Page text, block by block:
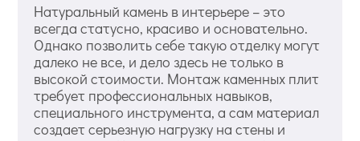
Натуральный камень в интерьере – это
всегда статусно, красиво и основательно.
Однако позволить себе такую отделку могут
далеко не все, и дело здесь не только в
высокой стоимости. Монтаж каменных плит
требует профессиональных навыков,
специального инструмента, а сам материал
создает серьезную нагрузку на стены и